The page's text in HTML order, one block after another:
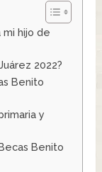
mi hijo de
2022?
Benito
y
Benito